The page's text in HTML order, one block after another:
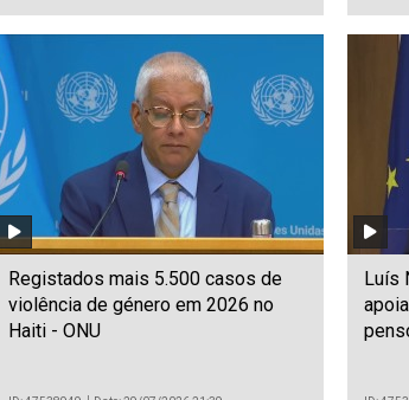
Registados mais 5.500 casos de
violência de género em 2026 no
Haiti - ONU
Luís